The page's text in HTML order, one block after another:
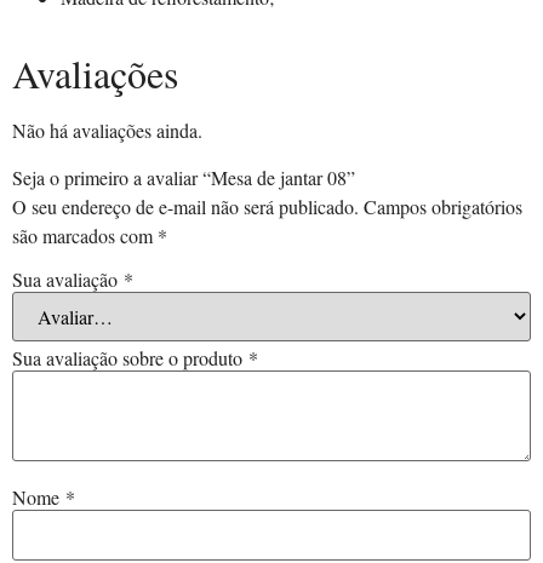
Avaliações
Não há avaliações ainda.
Seja o primeiro a avaliar “Mesa de jantar 08”
O seu endereço de e-mail não será publicado. Campos obrigatórios
são marcados com *
Sua avaliação *
Sua avaliação sobre o produto *
Nome *